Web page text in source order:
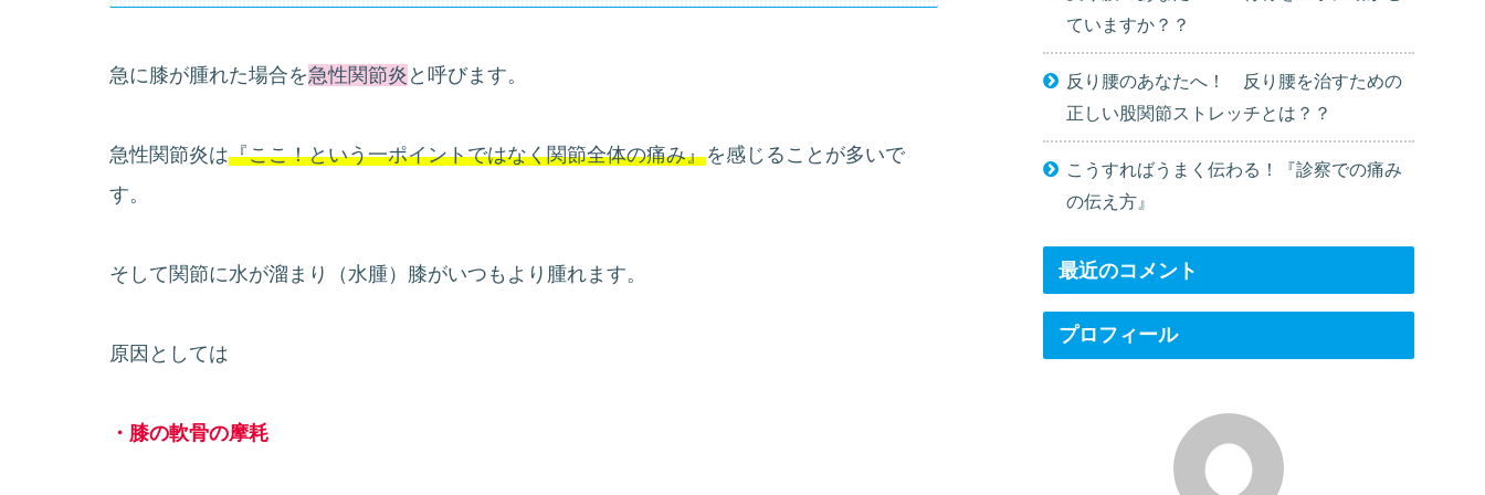
急に膝が腫れた場合を急性関節炎 と呼びます。
急性関節炎は『ここ！という一ポイントではなく関節全体の痛み』を感じることが多いで
す。
そして関節に水が溜まり（水腫）膝がいつもより腫れます。
原因としては
・膝の軟骨の摩耗
ていますか？？
反り腰のあなたへ！ 反り腰を治すための
正しい股関節ストレッチとは？？
こうすればうまく伝わる！『診察での痛み
の伝え方』
最近のコメント
プロフィール